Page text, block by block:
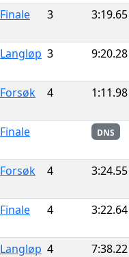
Finale 3 3:19.65
Langløp 3 9:20.28
Forsøk 4 1:11.98
Finale DNS
Forsøk 4 3:24.55
Finale 4 3:22.64
Langløp 4 7:38.22